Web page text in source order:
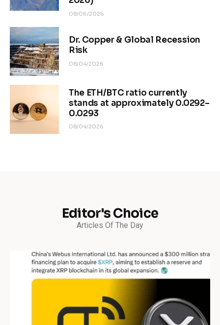
08/06/2026
Dr. Copper & Global Recession
Risk
08/04/2026
The ETH/BTC ratio currently
stands at approximately 0.0292–
0.0293
08/04/2026
Editor's Choice
Articles Of The Day